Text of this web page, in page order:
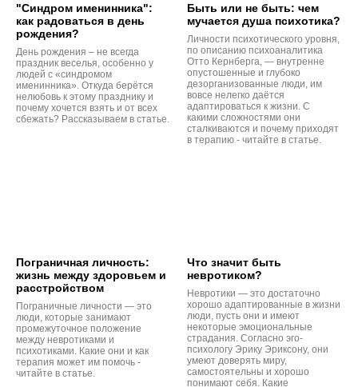
"Синдром именинника":
как радоваться в день
рождения?
День рождения – не всегда
праздник веселья, особенно у
людей с «синдромом
именинника». Откуда берётся
нелюбовь к этому празднику и
почему хочется взять и от всех
сбежать? Рассказываем в статье.
Быть или не быть: чем
мучается душа психотика?
Личности психотического уровня,
по описанию психоаналитика
Отто Кернберга, — внутренне
опустошенные и глубоко
дезорганизованные люди, им
вовсе нелегко даётся
адаптироваться к жизни. С
какими сложностями они
сталкиваются и почему приходят
в терапию - читайте в статье.
Пограничная личность:
жизнь между здоровьем и
расстройством
Пограничные личности — это
люди, которые занимают
промежуточное положение
между невротиками и
психотиками. Какие они и как
терапия может им помочь -
читайте в статье.
Что значит быть
невротиком?
Невротики — это достаточно
хорошо адаптированные в жизни
люди, пусть они и имеют
некоторые эмоциональные
страдания. Согласно эго-
психологу Эрику Эриксону, они
умеют доверять миру,
самостоятельны и хорошо
понимают себя. Какие